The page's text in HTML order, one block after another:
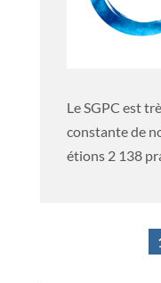
Le SGPC est
constante de
étions 2 138